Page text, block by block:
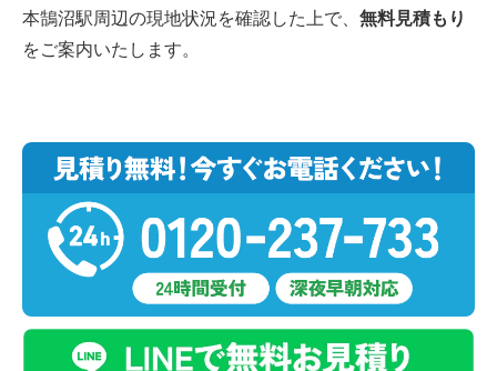
本鵠沼駅周辺の現地状況を確認した上で、 無料見積もり
をご案内いたします。